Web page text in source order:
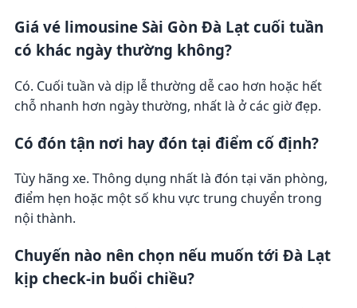
Giá vé limousine Sài Gòn Đà Lạt cuối tuần
có khác ngày thường không?
Có. Cuối tuần và dịp lễ thường dễ cao hơn hoặc hết
chỗ nhanh hơn ngày thường, nhất là ở các giờ đẹp.
Có đón tận nơi hay đón tại điểm cố định?
Tùy hãng xe. Thông dụng nhất là đón tại văn phòng,
điểm hẹn hoặc một số khu vực trung chuyển trong
nội thành.
Chuyến nào nên chọn nếu muốn tới Đà Lạt
kịp check-in buổi chiều?